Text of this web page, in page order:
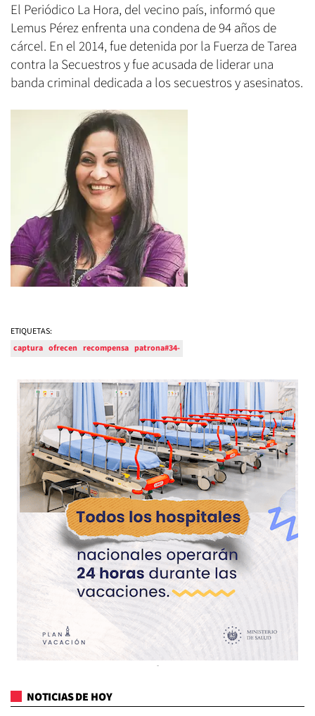
El Periódico La Hora, del vecino país, informó que
Lemus Pérez enfrenta una condena de 94 años de
cárcel. En el 2014, fue detenida por la Fuerza de Tarea
contra la Secuestros y fue acusada de liderar una
banda criminal dedicada a los secuestros y asesinatos.
ETIQUETAS:
captura ofrecen recompensa patrona#34-
NOTICIAS DE HOY